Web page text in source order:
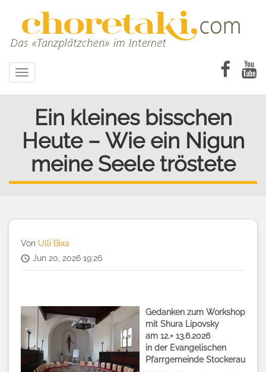
Toggle
navigation
Ein kleines bisschen
Heute – Wie ein Nigun
meine Seele tröstete
Von Ulli Bixa
Jun 20, 2026 19:26
Gedanken zum Workshop
mit Shura Lipovsky
am 12.+ 13.6.2026
in der Evangelischen
Pfarrgemeinde Stockerau